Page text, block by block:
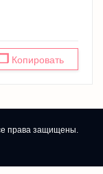
❐ Копировать
права защищены.